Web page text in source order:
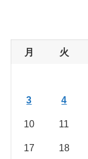
月 火
3 4
10 11
17 18